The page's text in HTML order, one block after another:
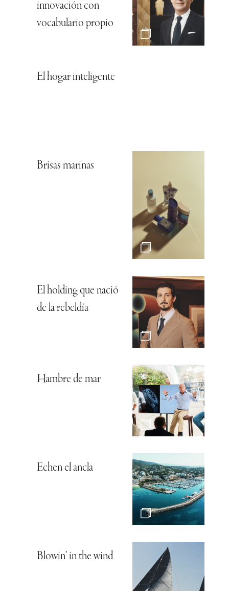
innovación con
vocabulario propio
El hogar inteligente
Brisas marinas
El holding que nació
de la rebeldía
Hambre de mar
Echen el ancla
Blowin’ in the wind